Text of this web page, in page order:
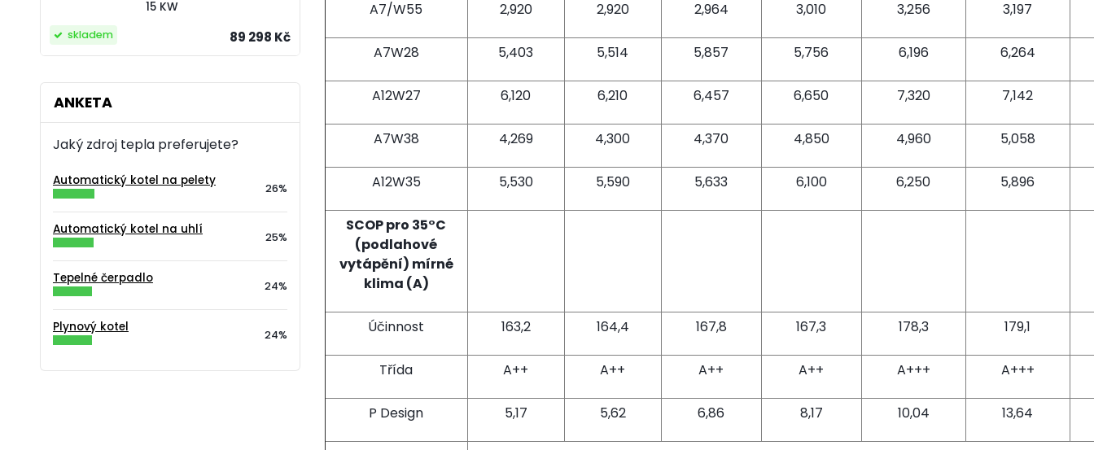
15 KW
89 298 Kč
skladem
ANKETA
Jaký zdroj tepla preferujete?
Automatický kotel na pelety
26%
Automatický kotel na uhlí
25%
Tepelné čerpadlo
24%
Plynový kotel
24%
A7/W55 2,920 2,920 2,964 3,010 3,256 3,197
A7W28 5,403 5,514 5,857 5,756 6,196 6,264
A12W27 6,120 6,210 6,457 6,650 7,320 7,142
A7W38 4,269 4,300 4,370 4,850 4,960 5,058
A12W35 5,530 5,590 5,633 6,100 6,250 5,896
SCOP pro 35°C
(podlahové
vytápění) mírné
klima (A)
Účinnost 163,2 164,4 167,8 167,3 178,3 179,1
Třída A++ A++ A++ A++ A+++ A+++
P Design 5,17 5,62 6,86 8,17 10,04 13,64